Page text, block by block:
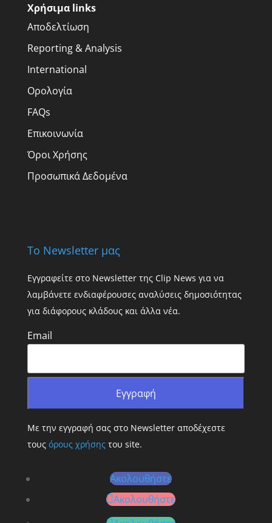
Χρήσιμα links
Αποδελτίωση
Reporting & Analysis
International
Ορολογία
FAQs
Επικοινωνία
Όροι Χρήσης
Προσωπικά Δεδομένα
Το Newsletter μας
Εγγραφείτε στο Newsletter της Clip News για να
λαμβάνετε ενδιαφέρουσες αναλύσεις δημοσιότητας
για διάφορους κλάδους και άλλα νέα.
Email
Με την εγγραφή σας στο Newsletter αποδέχεστε
τους όρους χρήσηςτου site.
Ακολουθήστε
Ακολουθήστε